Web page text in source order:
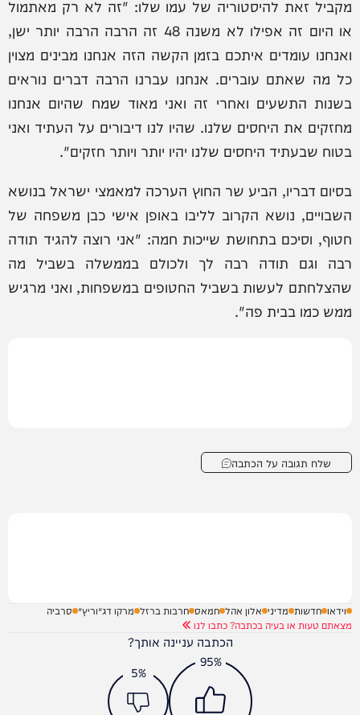
מקביל זאת להיסטוריה של עמו שלו: "זה לא רק מאתמול
או היום זה אפילו לא משנה 48 זה הרבה הרבה יותר ישן,
ואנחנו עומדים איתכם בזמן הקשה הזה אנחנו מבינים מצוין
כל מה שאתם עוברים. אנחנו עברנו הרבה דברים נוראים
בשנות התשעים ואחרי זה ואני מאוד שמח שהיום אנחנו
מחזקים את היחסים שלנו. שהיו לנו דיבורים על העתיד ואני
בטוח שבעתיד היחסים שלנו יהיו יותר ויותר חזקים".
בסיום דבריו, הביע שר החוץ הערכה למאמצי ישראל בנושא
השבויים, נושא הקרוב לליבו באופן אישי כבן משפחה של
חטוף, וסיכם בתחושת שייכות חמה: "אני רוצה להגיד תודה
רבה וגם תודה רבה לך ולכולם בממשלה בשביל מה
שהצלחתם לעשות בשביל החטופים במשפחות, ואני מרגיש
ממש כמו בבית פה".
שלח תגובה על הכתבה
וידאו חדשות מדיני אלון אהל חמאס חרבות ברזל מרקו דג׳וריץ׳ סרביה
מצאתם טעות או בעיה בכתבה? כתבו לנו
הכתבה עניינה אותך?
95%
5%